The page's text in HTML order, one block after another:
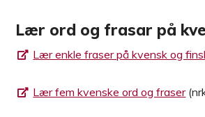
Lær ord og frasar på
Lær enkle fraser på kvensk og
Lær fem kvenske ord og fraser